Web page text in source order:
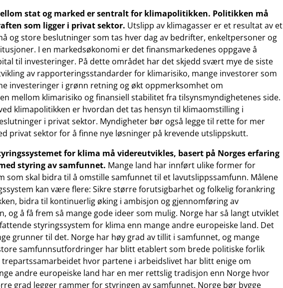
stat og marked er sentralt for klimapolitikken. Politikken må
som ligger i privat sektor. Utslipp av klimagasser er et resultat av et
og store beslutninger som tas hver dag av bedrifter, enkeltpersoner og
I en markedsøkonomi er det finansmarkedenes oppgave å
til investeringer. På dette området har det skjedd svært mye de siste
av rapporteringsstandarder for klimarisiko, mange investorer som
investeringer i grønn retning og økt oppmerksomhet om
mellom klimarisiko og finansiell stabilitet fra tilsynsmyndighetenes side.
klimapolitikken er hvordan det tas hensyn til klimaomstilling i
i privat sektor. Myndigheter bør også legge til rette for mer
privat sektor for å finne nye løsninger på krevende utslippskutt.
for klima må videreutvikles, basert på Norges erfaring
styring av samfunnet. Mange land har innført ulike former for
som skal bidra til å omstille samfunnet til et lavutslippssamfunn. Målene
kan være flere: Sikre større forutsigbarhet og folkelig forankring
bidra til kontinuerlig øking i ambisjon og gjennomføring av
og å få frem så mange gode ideer som mulig. Norge har så langt utviklet
styringssystem for klima enn mange andre europeiske land. Det
grunner til det. Norge har høy grad av tillit i samfunnet, og mange
samfunnsutfordringer har blitt etablert som brede politiske forlik
hvor partene i arbeidslivet har blitt enige om
andre europeiske land har en mer rettslig tradisjon enn Norge hvor
grad legger rammer for styringen av samfunnet. Norge bør bygge